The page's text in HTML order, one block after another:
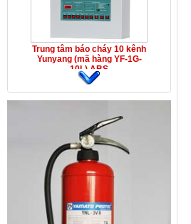
Trung tâm báo cháy 10 kênh
Yunyang (mã hàng YF-1G-
10L) ABS